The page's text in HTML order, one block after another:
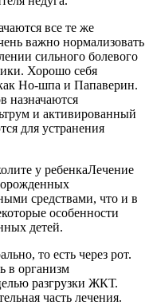
все те же
важно нормализовать
сильного болевого
Хорошо себя
Но-шпа и Папаверин.
назначаются
и активированный
для устранения
Лечение
средствами, что и в
особенности
детей.
то есть через рот.
в организм
разгрузки ЖКТ.
часть лечения.